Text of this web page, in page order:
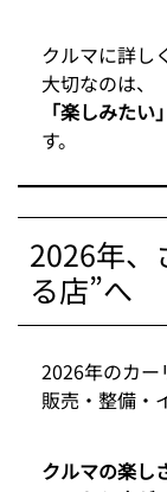
クルマに詳し
大切なのは、
「楽しみた
す。
2026年、
る店”へ
2026年のカー
販売・整備・
クルマの楽し